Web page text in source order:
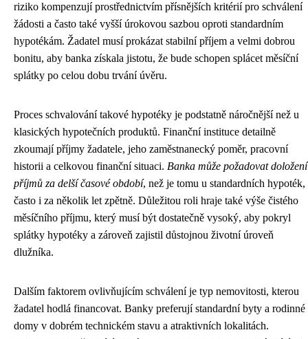
riziko kompenzují prostřednictvím přísnějších kritérií pro schválení
žádosti a často také vyšší úrokovou sazbou oproti standardním
hypotékám. Žadatel musí prokázat stabilní příjem a velmi dobrou
bonitu, aby banka získala jistotu, že bude schopen splácet měsíční
splátky po celou dobu trvání úvěru.
Proces schvalování takové hypotéky je podstatně náročnější než u
klasických hypotečních produktů. Finanční instituce detailně
zkoumají příjmy žadatele, jeho zaměstnanecký poměr, pracovní
historii a celkovou finanční situaci. Banka může požadovat doložení
příjmů za delší časové období, než je tomu u standardních hypoték,
často i za několik let zpětně. Důležitou roli hraje také výše čistého
měsíčního příjmu, který musí být dostatečně vysoký, aby pokryl
splátky hypotéky a zároveň zajistil důstojnou životní úroveň
dlužníka.
Dalším faktorem ovlivňujícím schválení je typ nemovitosti, kterou
žadatel hodlá financovat. Banky preferují standardní byty a rodinné
domy v dobrém technickém stavu a atraktivních lokalitách.